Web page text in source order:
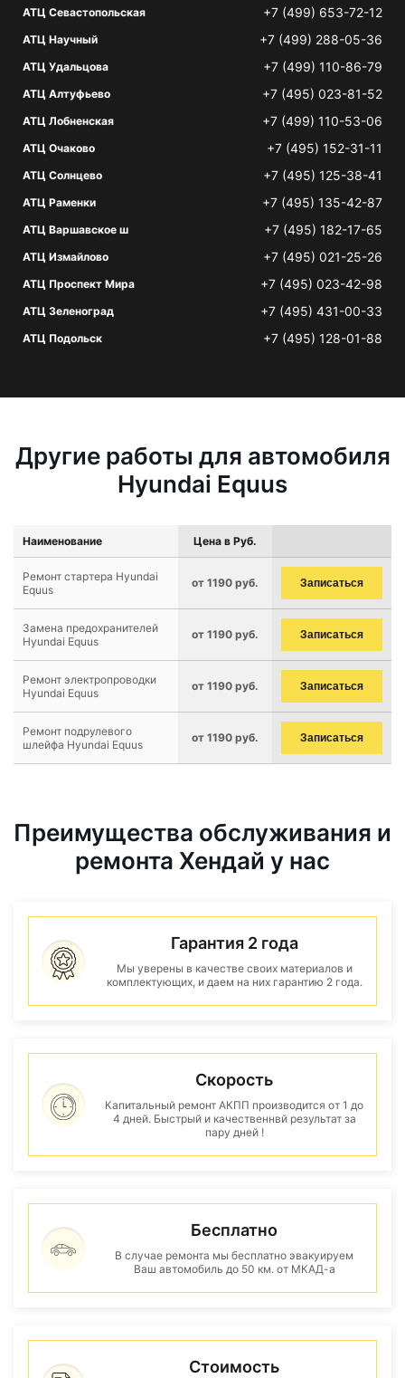
АТЦ Севастопольская +7 (499) 653-72-12
АТЦ Научный +7 (499) 288-05-36
АТЦ Удальцова +7 (499) 110-86-79
АТЦ Алтуфьево +7 (495) 023-81-52
АТЦ Лобненская +7 (499) 110-53-06
АТЦ Очаково +7 (495) 152-31-11
АТЦ Солнцево +7 (495) 125-38-41
АТЦ Раменки +7 (495) 135-42-87
АТЦ Варшавское ш +7 (495) 182-17-65
АТЦ Измайлово +7 (495) 021-25-26
АТЦ Проспект Мира +7 (495) 023-42-98
АТЦ Зеленоград +7 (495) 431-00-33
АТЦ Подольск +7 (495) 128-01-88
Другие работы для автомобиля
Hyundai Equus
Наименование Цена в Руб.
Ремонт стартера Hyundai
Equus
от 1190 руб. Записаться
Замена предохранителей
Hyundai Equus
от 1190 руб. Записаться
Ремонт электропроводки
Hyundai Equus
от 1190 руб. Записаться
Ремонт подрулевого
шлейфа Hyundai Equus
от 1190 руб. Записаться
Преимущества обслуживания и
ремонта Хендай у нас
Гарантия 2 года
Мы уверены в качестве своих материалов и
комплектующих, и даем на них гарантию 2 года.
Скорость
Капитальный ремонт АКПП производится от 1 до
4 дней. Быстрый и качественнвй результат за
пару дней !
Бесплатно
В случае ремонта мы бесплатно эвакуируем
Ваш автомобиль до 50 км. от МКАД-а
Стоимость